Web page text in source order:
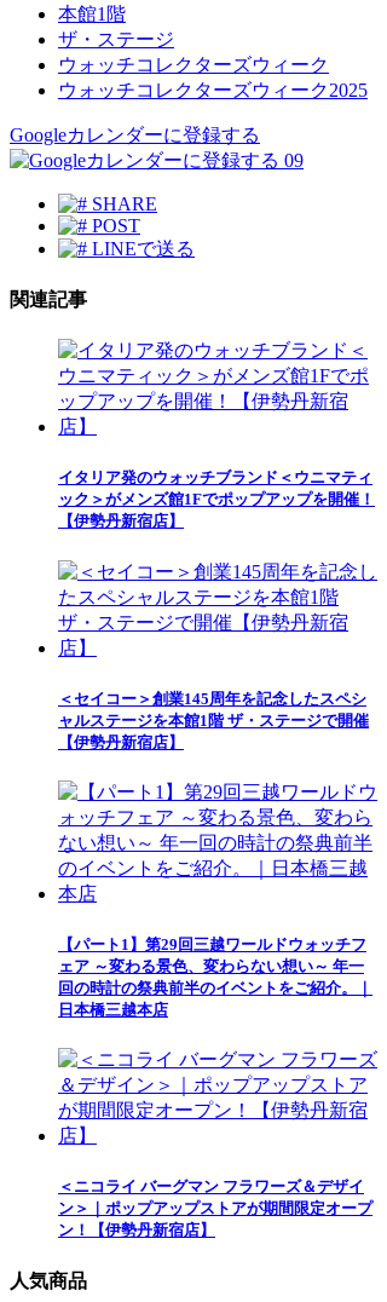
本館1階
ザ・ステージ
ウォッチコレクターズウィーク
ウォッチコレクターズウィーク2025
Googleカレンダーに登録する
09
SHARE
POST
LINEで送る
関連記事
イタリア発のウォッチブランド＜ウニマティ
ック＞がメンズ館1Fでポップアップを開催！
【伊勢丹新宿店】
＜セイコー＞創業145周年を記念したスペシ
ャルステージを本館1階 ザ・ステージで開催
【伊勢丹新宿店】
【パート1】第29回三越ワールドウォッチフ
ェア ～変わる景色、変わらない想い～ 年一
回の時計の祭典前半のイベントをご紹介。｜
日本橋三越本店
＜ニコライ バーグマン フラワーズ＆デザイ
ン＞｜ポップアップストアが期間限定オープ
ン！【伊勢丹新宿店】
人気商品